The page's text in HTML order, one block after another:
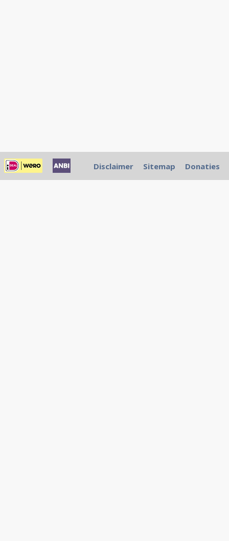
Disclaimer Sitemap Donaties